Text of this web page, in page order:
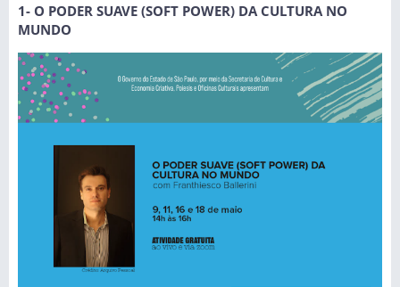
1- O PODER SUAVE (SOFT POWER) DA CULTURA NO
MUNDO